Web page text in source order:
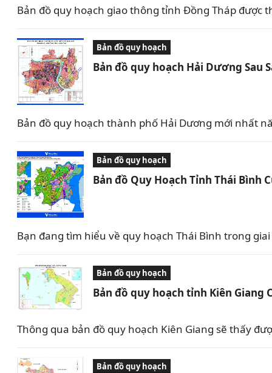
Bản đồ quy hoạch giao thông tỉnh Đồng Tháp
Bản đồ quy hoạch
Bản đồ quy hoạch Hải Dương Sau
Bản đồ quy hoạch thành phố Hải Dương mới nhất
Bản đồ quy hoạch
Bản đồ Quy Hoạch Tỉnh Thái Bình
Bạn đang tìm hiểu về quy hoạch Thái Bình trong
Bản đồ quy hoạch
Bản đồ quy hoạch tỉnh Kiên Giang
Thông qua bản đồ quy hoạch Kiên Giang sẽ thấy
Bản đồ quy hoạch